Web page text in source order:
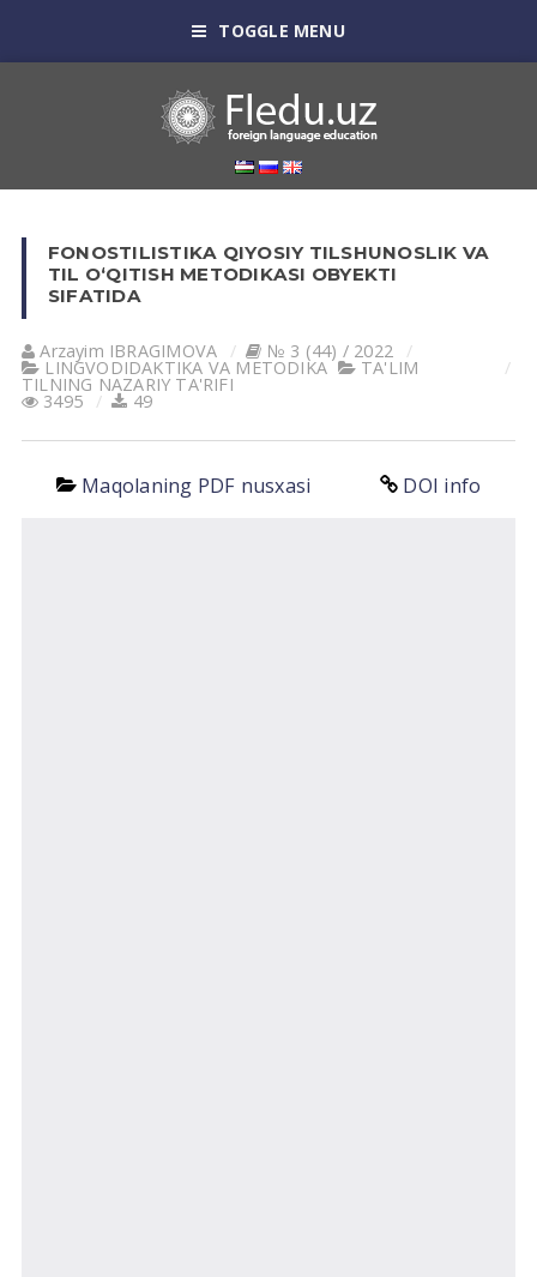
TOGGLE MENU
FONOSTILISTIKA QIYOSIY TILSHUNOSLIK VA
TIL О‘QITISH METODIKASI OBYEKTI
SIFATIDA
Arzayim IBRAGIMOVA № 3 (44) / 2022
LINGVODIDАKTIKА VА METODIKА TА'LIM
TILNING NАZАRIY TА'RIFI
3495 49
Maqolaning PDF nusxasi DOI info